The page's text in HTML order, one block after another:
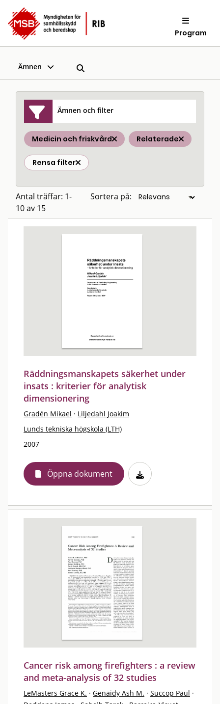
Program
Ämnen
Ämnen och filter
Medicin och friskvård Relaterade
Rensa filter
Antal träffar: 1-
10 av 15
Sortera på:
Räddningsmanskapets säkerhet under
insats : kriterier för analytisk
dimensionering
Gradén Mikael · Liljedahl Joakim
Lunds tekniska högskola (LTH)
2007
Öppna dokument
Cancer risk among firefighters : a review
and meta-analysis of 32 studies
LeMasters Grace K. · Genaidy Ash M. · Succop Paul ·